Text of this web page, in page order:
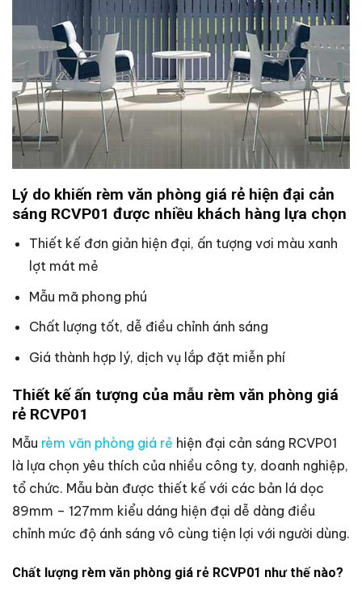
Lý do khiến rèm văn phòng giá rẻ hiện đại cản
sáng RCVP01 được nhiều khách hàng lựa chọn
Thiết kế đơn giản hiện đại, ấn tượng vơi màu xanh
lợt mát mẻ
Mẫu mã phong phú
Chất lượng tốt, dễ điều chỉnh ánh sáng
Giá thành hợp lý, dịch vụ lắp đặt miễn phí
Thiết kế ấn tượng của mẫu rèm văn phòng giá
rẻ RCVP01
Mẫu rèm văn phòng giá rẻ hiện đại cản sáng RCVP01
là lựa chọn yêu thích của nhiều công ty, doanh nghiệp,
tổ chức. Mẫu bàn được thiết kế với các bản lá dọc
89mm – 127mm kiểu dáng hiện đại dễ dàng điều
chỉnh mức độ ánh sáng vô cùng tiện lợi với người dùng.
Chất lượng rèm văn phòng giá rẻ RCVP01 như thế nào?